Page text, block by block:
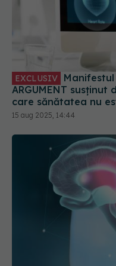
EXCLUSIV
ARGUMENT susținut
care sănătatea nu
15 aug 2025, 14:44